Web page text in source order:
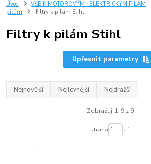
Úvod VŠE K MOTOROVÝM I ELEKTRICKÝM PILÁM
pilám
Filtry k pilám Stihl
Filtry k pilám Stihl
Upřesnit parametry
Nejnovější Nejlevnější Nejdražší
Zobrazuji 1-9 z 9
strana z 1